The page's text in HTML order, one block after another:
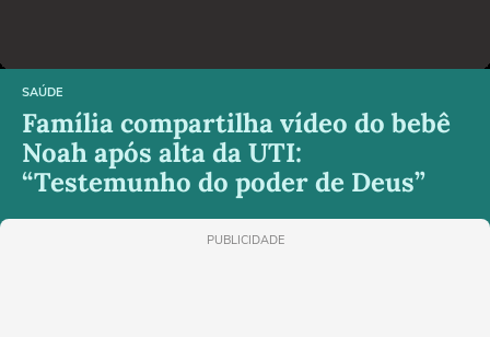
SAÚDE
Família compartilha vídeo do bebê
Noah após alta da UTI:
“Testemunho do poder de Deus”
PUBLICIDADE